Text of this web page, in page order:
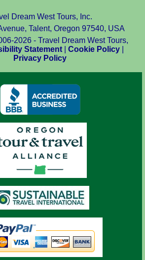
Dream West Tours, Inc.
Talent, Oregon 97540, USA
2026 - Travel Dream West Tours,
Statement |Cookie Policy
Privacy Policy